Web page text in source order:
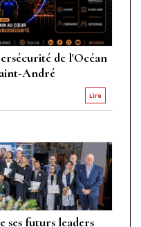
de l'Océan
André
Lire
ses futurs leaders